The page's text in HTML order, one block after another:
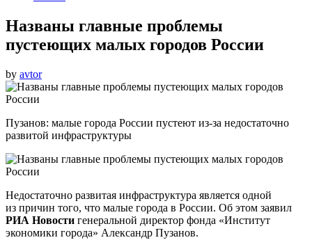
Названы главные проблемы
пустеющих малых городов России
by avtor
Пузанов: малые города России пустеют из-за недостаточно
развитой инфраструктуры
Недостаточно развитая инфраструктура является одной
из причин того, что малые города в России. Об этом заявил
РИА Новости генеральной директор фонда «Институт
экономики города» Александр Пузанов.